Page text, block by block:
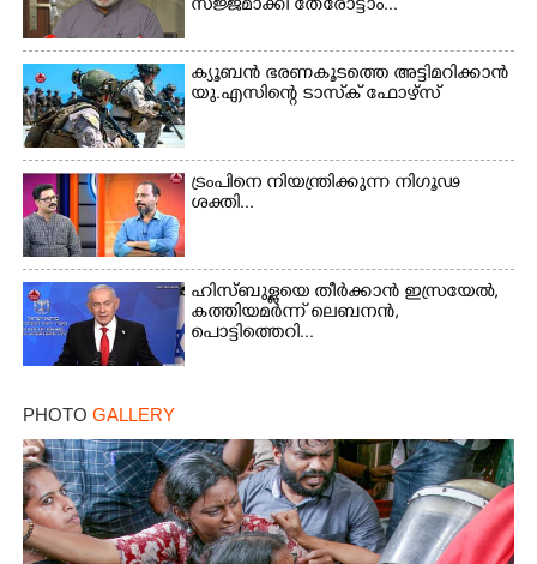
സജ്ജമാക്കി തേരോട്ടാം...
ക്യൂബൻ ഭരണകൂടത്തെ അട്ടിമറിക്കാൻ
യു.എസിന്റെ ടാസ്‌ക് ഫോഴ്സ്
ട്രംപിനെ നിയന്ത്രിക്കുന്ന നിഗൂഢ
ശക്തി...
ഹിസ്ബുള്ളയെ തീർക്കാൻ ഇസ്രയേൽ,
കത്തിയമർന്ന് ലെബനൻ,
പൊട്ടിത്തെറി...
PHOTO GALLERY
Share this link